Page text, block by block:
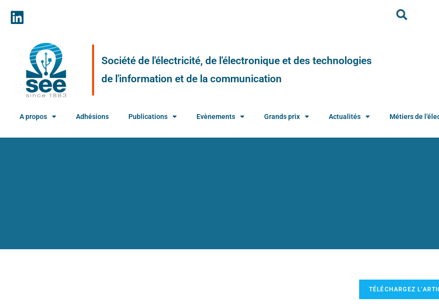
Société de l'électricité, de l'électronique et des technologies
de l'information et de la communication
A propos Adhésions Publications Evènements Grands prix Actualités Métiers de
TÉLÉCHARGEZ